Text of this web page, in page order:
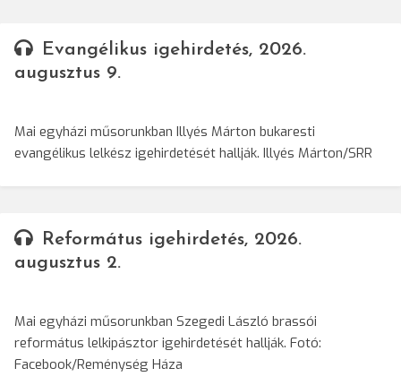
Evangélikus igehirdetés, 2026.
augusztus 9.
Mai egyházi műsorunkban Illyés Márton bukaresti
evangélikus lelkész igehirdetését hallják. Illyés Márton/SRR
Református igehirdetés, 2026.
augusztus 2.
Mai egyházi műsorunkban Szegedi László brassói
református lelkipásztor igehirdetését hallják. Fotó:
Facebook/Reménység Háza